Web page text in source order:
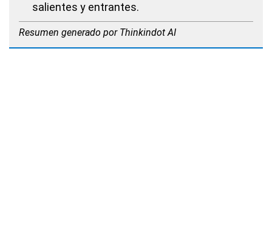
salientes y entrantes.
Resumen generado por Thinkindot AI